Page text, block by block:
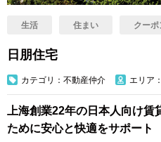
生活 住まい クーポ
日朋住宅
カテゴリ：不動産仲介 エリア
上海創業22年の日本人向け
ために安心と快適をサポート